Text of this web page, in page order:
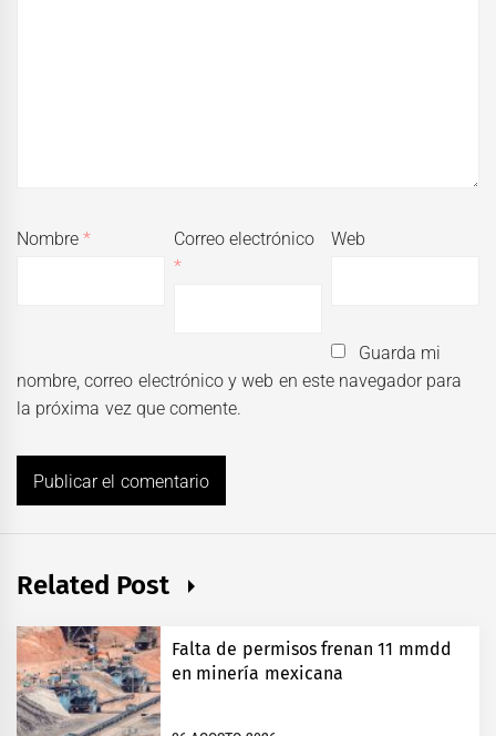
Nombre*
Correo electrónico
*
Web
Guarda mi
nombre, correo electrónico y web en este navegador para
la próxima vez que comente.
Related Post
Falta de permisos frenan 11 mmdd
en minería mexicana